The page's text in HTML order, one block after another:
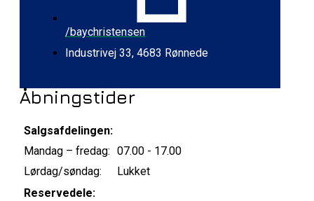
/baychristensen
Industrivej 33, 4683 Rønnede
Åbningstider
Salgsafdelingen:
Mandag – fredag: 07.00 - 17.00
Lørdag/søndag:
Lukket
Reservedele: